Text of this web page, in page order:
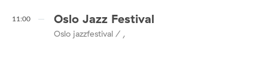
11:00 Oslo Jazz Festival
Oslo jazzfestival / ,